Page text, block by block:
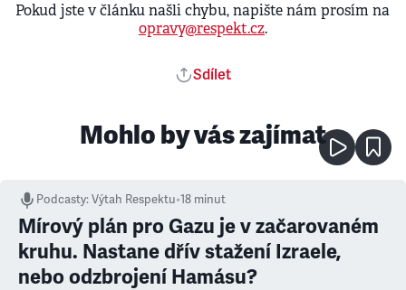
Pokud jste v článku našli chybu, napište nám prosím na
opravy@respekt.cz.
Sdílet
Mohlo by vás zajímat
Podcasty:Výtah Respektu•18 minut
Mírový plán pro Gazu je v začarovaném
kruhu. Nastane dřív stažení Izraele,
nebo odzbrojení Hamásu?